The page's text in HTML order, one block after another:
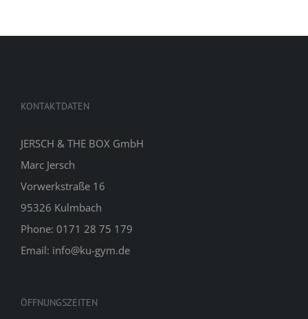
KONTAKTDATEN
JERSCH & THE BOX GmbH
Marc Jersch
Vorwerkstraße 16
95326 Kulmbach
Phone: 0171 28 75 179
Email: info@ku-gym.de
ÖFFNUNGSZEITEN